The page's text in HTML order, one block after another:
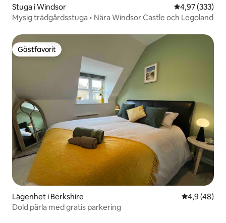
Stuga i Windsor 4,97 av 5 i
4,97 (333)
Mysig trädgårdsstuga • Nära Windsor Castle och Legoland
Gästfavorit
Gästfavorit
Lägenhet i Berkshire 4,9 av 5 i
4,9 (48)
Dold pärla med gratis parkering